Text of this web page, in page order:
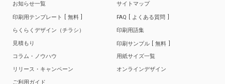
お知らせ一覧
印刷用テンプレート
無料
らくらくデザイン（チラシ）
見積もり
コラム・ノウハウ
リリース・キャンペーン
ご利用ガイド
サイトマップ
FAQ
よくある質問
印刷用語集
印刷サンプル
無料
用紙サイズ一覧
オンラインデザイン